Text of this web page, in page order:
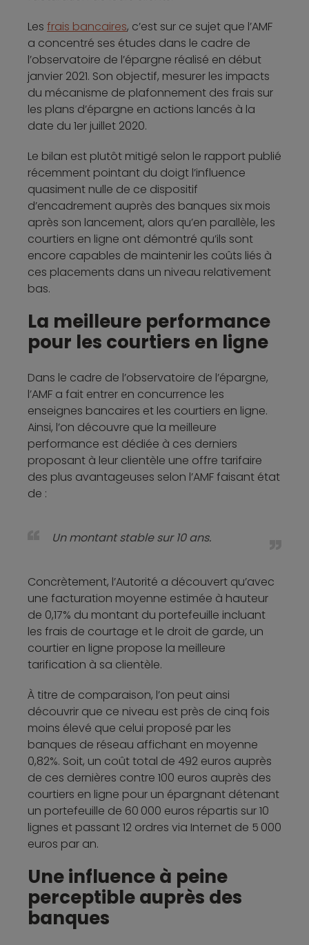
Les frais bancaires, c’est sur ce sujet que l’AMF
a concentré ses études dans le cadre de
l’observatoire de l’épargne réalisé en début
janvier 2021. Son objectif, mesurer les impacts
du mécanisme de plafonnement des frais sur
les plans d’épargne en actions lancés à la
date du 1er juillet 2020.
Le bilan est plutôt mitigé selon le rapport publié
récemment pointant du doigt l’influence
quasiment nulle de ce dispositif
d’encadrement auprès des banques six mois
après son lancement, alors qu’en parallèle, les
courtiers en ligne ont démontré qu’ils sont
encore capables de maintenir les coûts liés à
ces placements dans un niveau relativement
bas.
La meilleure performance
pour les courtiers en ligne
Dans le cadre de l’observatoire de l’épargne,
l’AMF a fait entrer en concurrence les
enseignes bancaires et les courtiers en ligne.
Ainsi, l’on découvre que la meilleure
performance est dédiée à ces derniers
proposant à leur clientèle une offre tarifaire
des plus avantageuses selon l’AMF faisant état
de :
Un montant stable sur 10 ans.
Concrètement, l’Autorité a découvert qu’avec
une facturation moyenne estimée à hauteur
de 0,17% du montant du portefeuille incluant
les frais de courtage et le droit de garde, un
courtier en ligne propose la meilleure
tarification à sa clientèle.
À titre de comparaison, l’on peut ainsi
découvrir que ce niveau est près de cinq fois
moins élevé que celui proposé par les
banques de réseau affichant en moyenne
0,82%. Soit, un coût total de 492 euros auprès
de ces dernières contre 100 euros auprès des
courtiers en ligne pour un épargnant détenant
un portefeuille de 60 000 euros répartis sur 10
lignes et passant 12 ordres via Internet de 5 000
euros par an.
Une influence à peine
perceptible auprès des
banques